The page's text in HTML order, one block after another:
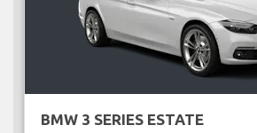
BMW 3 SERIES ESTATE